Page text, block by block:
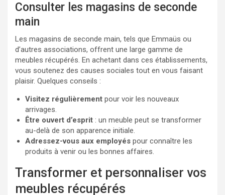
Consulter les magasins de seconde
main
Les magasins de seconde main, tels que Emmaüs ou
d’autres associations, offrent une large gamme de
meubles récupérés. En achetant dans ces établissements,
vous soutenez des causes sociales tout en vous faisant
plaisir. Quelques conseils :
Visitez régulièrement pour voir les nouveaux
arrivages.
Être ouvert d’esprit : un meuble peut se transformer
au-delà de son apparence initiale.
Adressez-vous aux employés pour connaître les
produits à venir ou les bonnes affaires.
Transformer et personnaliser vos
meubles récupérés